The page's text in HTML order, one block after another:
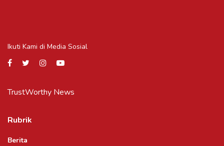
Ikuti Kami di Media Sosial
TrustWorthy News
Rubrik
Berita